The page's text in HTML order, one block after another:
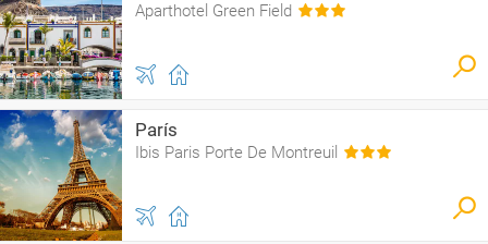
Aparthotel Green Field
París
Ibis Paris Porte De Montreuil